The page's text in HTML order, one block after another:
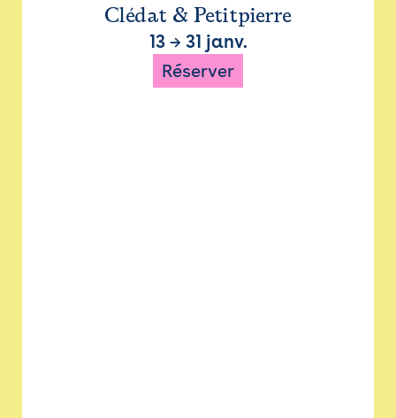
Clédat & Petitpierre
13→ 31 janv.
Réserver